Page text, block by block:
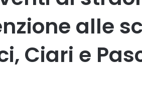
alle
Ciari e